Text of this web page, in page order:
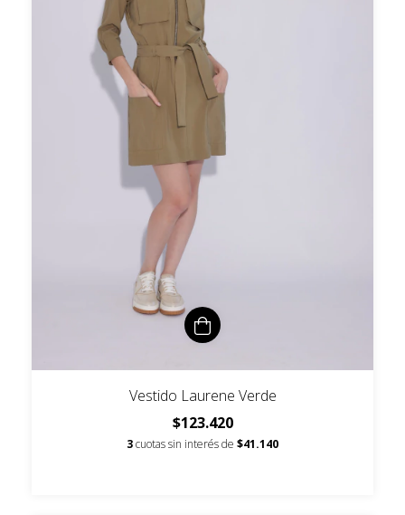
Vestido Laurene Verde
$123.420
3cuotas sin interés de $41.140